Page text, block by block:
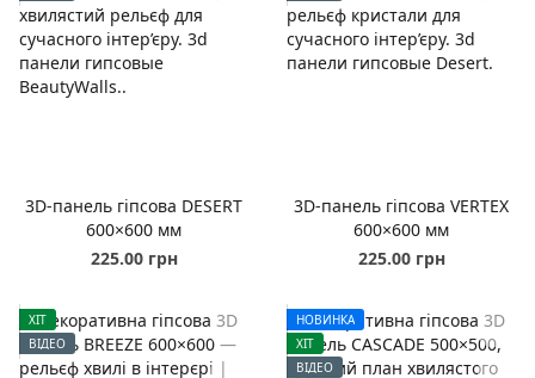
3D-панель гіпсова DESERT
600×600 мм
225.00 грн
3D-панель гіпсова VERTEX
600×600 мм
225.00 грн
ХІТ
ВІДЕО
НОВИНКА
ХІТ
ВІДЕО